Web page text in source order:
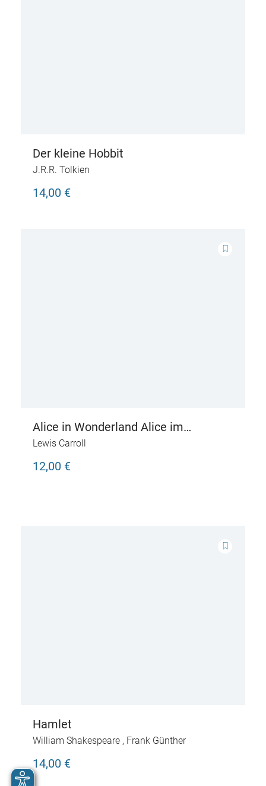
Der kleine Hobbit
J.R.R. Tolkien
14,00 €
Alice in Wonderland Alice im
Wunderland
Lewis Carroll
12,00 €
Hamlet
William Shakespeare , Frank Günther
14,00 €